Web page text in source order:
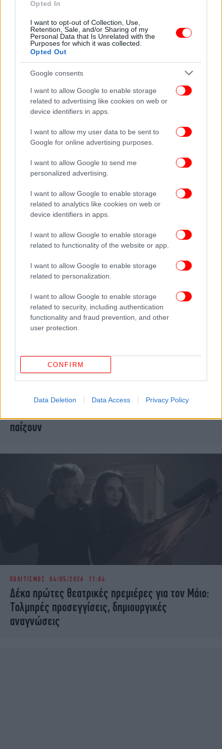
Opted In
I want to opt-out of Collection, Use,
Retention, Sale, and/or Sharing of my
Personal Data that Is Unrelated with the
Purposes for which it was collected.
Opted Out
Google consents
I want to allow Google to enable storage
related to advertising like cookies on web or
device identifiers in apps.
I want to allow my user data to be sent to
Google for online advertising purposes.
I want to allow Google to send me
personalized advertising.
I want to allow Google to enable storage
related to analytics like cookies on web or
device identifiers in apps.
I want to allow Google to enable storage
related to functionality of the website or app.
I want to allow Google to enable storage
related to personalization.
I want to allow Google to enable storage
related to security, including authentication
functionality and fraud prevention, and other
user protection.
CONFIRM
Data Deletion Data Access Privacy Policy
Εθνικό Θέατρο: Ανακοινώθηκε το πρόγραμμα
μέχρι το 2027 με 19 παραστάσεις, δράσεις, live
streaming -Οι εκπλήξεις
ΠΟΛΙΤΙΣΜΟΣ 19/05/2026 09:14
Θεατρικές πρεμιέρες: Ανοίγει το καλοκαιρινό
Θέατρο «Αθηνά» -Στην Αθήνα ένας viral
Βρετανός stand up κωμικός
Ανοίγουν πέντε θερινά-εμπειρία: Ρετρό αλλά και
παίζουν
ΠΟΛΙΤΙΣΜΟΣ 04/05/2026 11:04
Δέκα πρώτες θεατρικές πρεμιέρες για τον Μάιο:
Τολμηρές προσεγγίσεις, δημιουργικές
αναγνώσεις